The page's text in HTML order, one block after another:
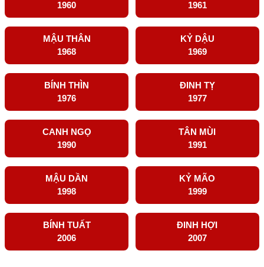
1960
1961
MẬU THÂN
1968
KỶ DẬU
1969
BÍNH THÌN
1976
ĐINH TỴ
1977
CANH NGỌ
1990
TÂN MÙI
1991
MẬU DẦN
1998
KỶ MÃO
1999
BÍNH TUẤT
2006
ĐINH HỢI
2007